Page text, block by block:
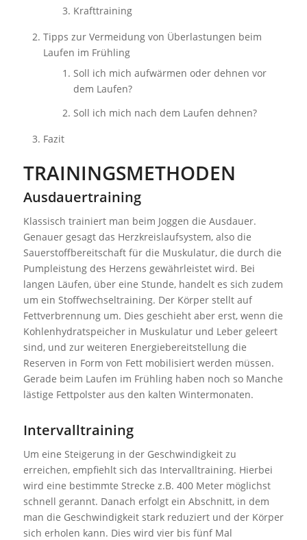
Krafttraining
Tipps zur Vermeidung von Überlastungen beim
Laufen im Frühling
Soll ich mich aufwärmen oder dehnen vor
dem Laufen?
Soll ich mich nach dem Laufen dehnen?
Fazit
TRAININGSMETHODEN
Ausdauertraining
Klassisch trainiert man beim Joggen die Ausdauer.
Genauer gesagt das Herzkreislaufsystem, also die
Sauerstoffbereitschaft für die Muskulatur, die durch die
Pumpleistung des Herzens gewährleistet wird. Bei
langen Läufen, über eine Stunde, handelt es sich zudem
um ein Stoffwechseltraining. Der Körper stellt auf
Fettverbrennung um. Dies geschieht aber erst, wenn die
Kohlenhydratspeicher in Muskulatur und Leber geleert
sind, und zur weiteren Energiebereitstellung die
Reserven in Form von Fett mobilisiert werden müssen.
Gerade beim Laufen im Frühling haben noch so Manche
lästige Fettpolster aus den kalten Wintermonaten.
Intervalltraining
Um eine Steigerung in der Geschwindigkeit zu
erreichen, empfiehlt sich das Intervalltraining. Hierbei
wird eine bestimmte Strecke z.B. 400 Meter möglichst
schnell gerannt. Danach erfolgt ein Abschnitt, in dem
man die Geschwindigkeit stark reduziert und der Körper
sich erholen kann. Dies wird vier bis fünf Mal